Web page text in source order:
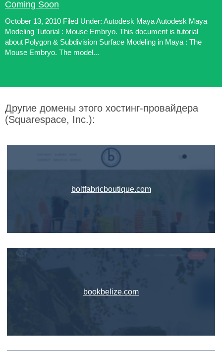
Coming Soon
October 13, 2010 Filed Under: Autodesk Maya Autodesk Maya
Modeling Tutorial : Mouse Embryo. This document is tutorial
about Polygon & Subdivision Surface Modeling in Maya : The
Mouse Embryo. The model...
Другие домены этого хостинг-провайдера
(Squarespace, Inc.):
boltfabricboutique.com
bookbelize.com